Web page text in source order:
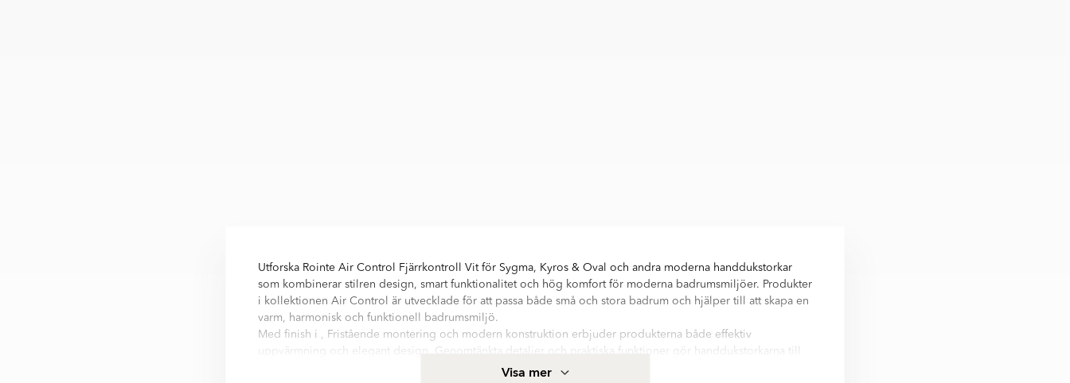
Utforska Rointe Air Control Fjärrkontroll Vit för Sygma, Kyros & Oval och andra moderna handdukstorkar
som kombinerar stilren design, smart funktionalitet och hög komfort för moderna badrumsmiljöer. Produkter
i kollektionen Air Control är utvecklade för att passa både små och stora badrum och hjälper till att skapa en
varm, harmonisk och funktionell badrumsmiljö.
Med finish i , Fristående montering och modern konstruktion erbjuder produkterna både effektiv
uppvärmning och elegant design. Genomtänkta detaljer och praktiska funktioner gör handdukstorkarna till
ett stilrent och funktionellt val för moderna badrum med fokus på komfort, kvalitet och lång hållbarhet.
Visa mer